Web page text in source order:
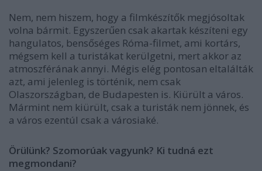
Nem, nem hiszem, hogy a filmkészítők megjósoltak
volna bármit. Egyszerűen csak akartak készíteni egy
hangulatos, bensőséges Róma-filmet, ami kortárs,
mégsem kell a turistákat kerülgetni, mert akkor az
atmoszférának annyi. Mégis elég pontosan eltalálták
azt, ami jelenleg is történik, nem csak
Olaszországban, de Budapesten is. Kiürült a város.
Mármint nem kiürült, csak a turisták nem jönnek, és
a város ezentúl csak a városiaké.
Örülünk? Szomorúak vagyunk? Ki tudná ezt
megmondani?